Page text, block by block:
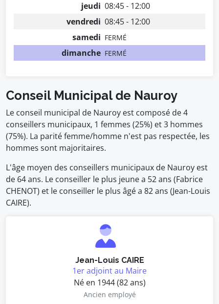
jeudi 08:45 - 12:00
vendredi 08:45 - 12:00
samedi FERMÉ
dimanche FERMÉ
Conseil Municipal de Nauroy
Le conseil municipal de Nauroy est composé de 4
conseillers municipaux, 1 femmes (25%) et 3 hommes
(75%). La parité femme/homme n'est pas respectée, les
hommes sont majoritaires.
L'âge moyen des conseillers municipaux de Nauroy est
de 64 ans. Le conseiller le plus jeune a 52 ans (Fabrice
CHENOT) et le conseiller le plus âgé a 82 ans (Jean-Louis
CAIRE).
Jean-Louis CAIRE
1er adjoint au Maire
Né en 1944 (82 ans)
Ancien employé